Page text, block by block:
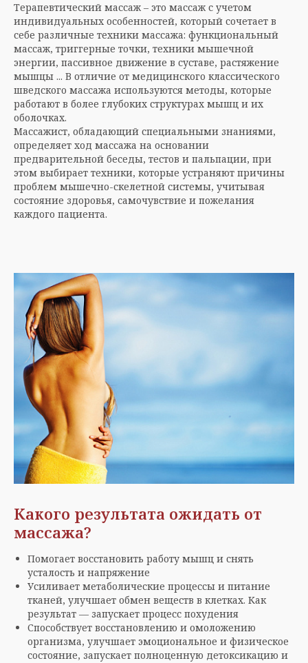
Терапевтический массаж – это массаж с учетом
индивидуальных особенностей, который сочетает в
себе различные техники массажа: функциональный
массаж, триггерные точки, техники мышечной
энергии, пассивное движение в суставе, растяжение
мышцы ... В отличие от медицинского классического
шведского массажа используются методы, которые
работают в более глубоких структурах мышц и их
оболочках.
Массажист, обладающий специальными знаниями,
определяет ход массажа на основании
предварительной беседы, тестов и пальпации, при
этом выбирает техники, которые устраняют причины
проблем мышечно-скелетной системы, учитывая
состояние здоровья, самочувствие и пожелания
каждого пациента.
Какого результата ожидать от
массажа?
Помогает восстановить работу мышц и снять
усталость и напряжение
Усиливает метаболические процессы и питание
тканей, улучшает обмен веществ в клетках. Как
результат — запускает процесс похудения
Способствует восстановлению и омоложению
организма, улучшает эмоциональное и физическое
состояние, запускает полноценную детоксикацию и